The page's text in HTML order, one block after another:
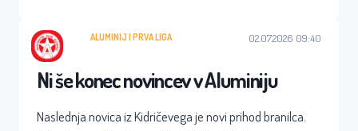
ALUMINIJ | PRVA LIGA 02.07.2026 09:40
Ni še konec novincev v Aluminiju
Naslednja novica iz Kidričevega je novi prihod branilca.